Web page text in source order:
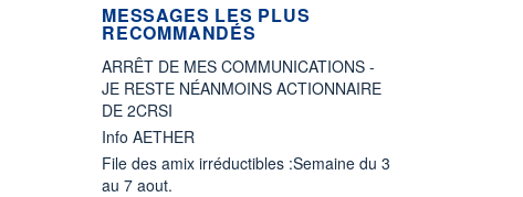
MESSAGES LES PLUS
RECOMMANDÉS
ARRÊT DE MES COMMUNICATIONS -
JE RESTE NÉANMOINS ACTIONNAIRE
DE 2CRSI
Info AETHER
File des amix irréductibles :Semaine du 3
au 7 aout.